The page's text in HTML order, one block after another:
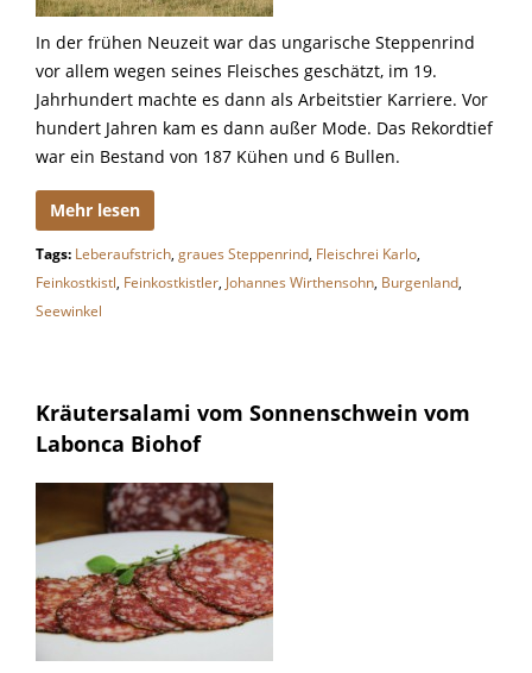
In der frühen Neuzeit war das ungarische Steppenrind
vor allem wegen seines Fleisches geschätzt, im 19.
Jahrhundert machte es dann als Arbeitstier Karriere. Vor
hundert Jahren kam es dann außer Mode. Das Rekordtief
war ein Bestand von 187 Kühen und 6 Bullen.
Mehr lesen
Tags: Leberaufstrich, graues Steppenrind, Fleischrei Karlo,
Feinkostkistl, Feinkostkistler, Johannes Wirthensohn, Burgenland,
Seewinkel
Kräutersalami vom Sonnenschwein vom
Labonca Biohof